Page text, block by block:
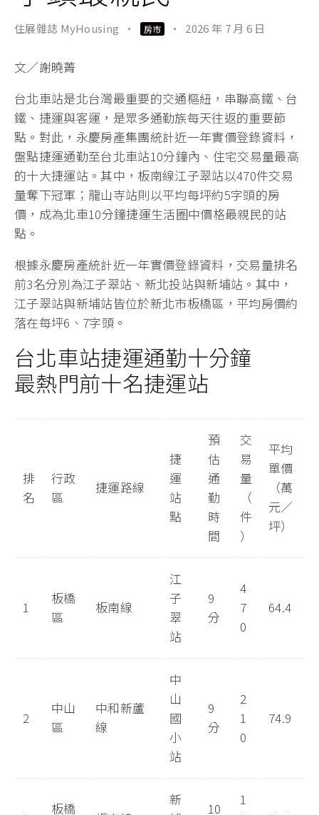
住展雜誌 MyHousing · 房市 · 2026 年 7 月 6 日
文／謝曉菁
台北車站是北台灣最重要的交通樞紐，串聯高鐵、台
鐵、捷運與客運，是眾多通勤族每天往返的重要節
點。對此，永慶房產集團統計近一年實價登錄資料，
盤點捷運通勤至台北車站10分鐘內、住宅交易量最高
的十大捷運站。其中，板南線江子翠站以470件交易
量奪下冠軍；龍山寺站則以平均每坪約5字頭的房
價，成為北車10分鐘捷運生活圈中價格最親民的站
點。
根據永慶房產統計近一年實價登錄資料，交易量排名
前3名分別為江子翠站、新北投站與新埔站。其中，
江子翠站與新埔站皆位於新北市板橋區，平均房價約
落在每坪6、7字頭。
台北車站捷運通勤十分鐘
最熱門前十名捷運站
排
名
行政
區
捷運路線
捷
運
站
點
預
估
通
勤
時
間
交
易
量
（
件
）
平均
單價
（萬
元／
坪）
1
板橋
區
板南線
江
子
翠
站
9
分
4
7
0
64.4
2
中山
區
中和新蘆
線
中
山
國
小
站
9
分
2
1
0
74.9
板橋
新
10
1